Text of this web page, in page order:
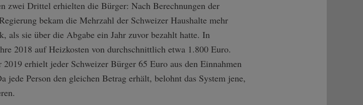
zwei Drittel erhielten die Bürger: Nach Berechnungen der
bekam die Mehrzahl der Schweizer Haushalte mehr
als sie über die Abgabe ein Jahr zuvor bezahlt hatte. In
2018 auf Heizkosten von durchschnittlich etwa 1.800 Euro.
erhielt jeder Schweizer Bürger 65 Euro aus den Einnahmen
Person den gleichen Betrag erhält, belohnt das System jene,